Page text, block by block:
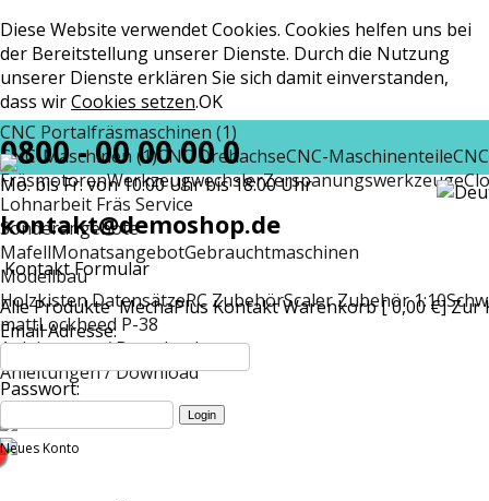
Diese Website verwendet Cookies. Cookies helfen uns bei
der Bereitstellung unserer Dienste. Durch die Nutzung
unserer Dienste erklären Sie sich damit einverstanden,
dass wirCookies setzen.OK
CNC Portalfräsmaschinen (1)
CNC-Maschinen (1)CNC DrehachseCNC-Maschinenteile
FräsmotorenWerkzeugwechslerZerspanungswerkzeuge
Lohnarbeit Fräs Service
Sonderangebote
MafellMonatsangebotGebrauchtmaschinen
Modellbau
Holzkisten DatensätzeRC ZubehörScaler Zubehör 1:10
mattLockheed P-38
Anleitungen / Download
Anleitungen / Download
0800 - 00 00 00 0
Mo. bis Fr. von 10:00 Uhr bis 18:00 Uhr
kontakt@demoshop.de
Kontakt Formular
Alle Produkte MechaPlus KontaktWarenkorb [ 0,00 €]Zur
Email Adresse:
Passwort:
Neues Konto